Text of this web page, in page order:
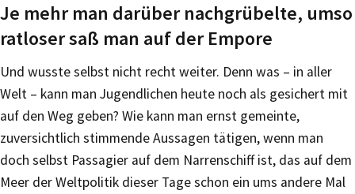
Je mehr man darüber nachgrübelte, umso
ratloser saß man auf der Empore
Und wusste selbst nicht recht weiter. Denn was – in aller
Welt – kann man Jugendlichen heute noch als gesichert mit
auf den Weg geben? Wie kann man ernst gemeinte,
zuversichtlich stimmende Aussagen tätigen, wenn man
doch selbst Passagier auf dem Narrenschiff ist, das auf dem
Meer der Weltpolitik dieser Tage schon ein ums andere Mal